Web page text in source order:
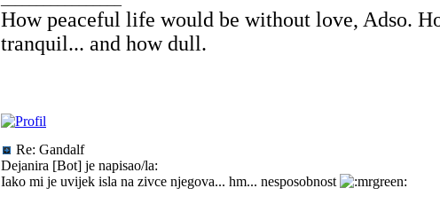
How peaceful life would be without love, Adso.
tranquil... and how dull.
Re: Gandalf
Dejanira [Bot] je napisao/la:
Iako mi je uvijek isla na zivce njegova... hm... nesposobnost